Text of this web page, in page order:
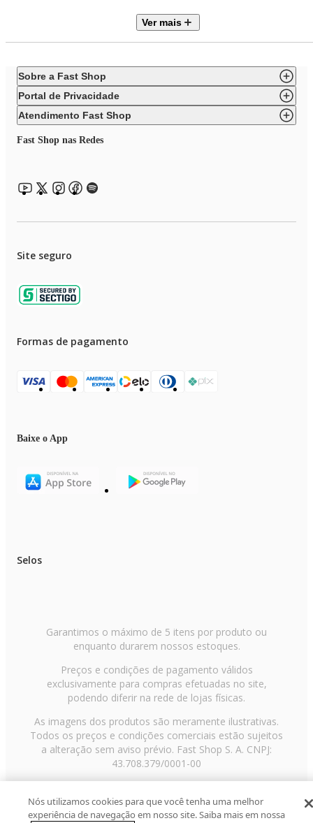
Ver mais
Sobre a Fast Shop
Portal de Privacidade
Atendimento Fast Shop
Fast Shop nas Redes
Site seguro
Formas de pagamento
Baixe o App
Selos
Garantimos o máximo de 5 itens por produto ou
enquanto durarem nossos estoques.
Preços e condições de pagamento válidos
exclusivamente para compras efetuadas no site,
podendo diferir na rede de lojas físicas.
As imagens dos produtos são meramente ilustrativas.
Todos os preços e condições comerciais estão sujeitos
a alteração sem aviso prévio. Fast Shop S. A. CNPJ:
43.708.379/0001-00
Paulo/SP, CEP 02029-001, Telefone: 11 3003-3728 ©
2013 Fast Shop - Todos os direitos reservadosRF
Nós utilizamos cookies para que você tenha uma melhor
experiência de navegação em nosso site. Saiba mais em nossa